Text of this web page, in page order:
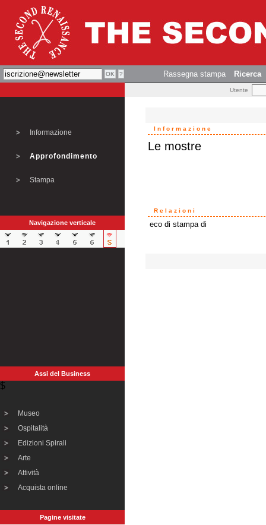
Rassegna stampa Ricerca
Utente
Informazione
Approfondimento
Stampa
Navigazione verticale
Assi del Business
$
Museo
Ospitalità
Edizioni Spirali
Arte
Attività
Acquista online
Pagine visitate
Informazione
Le mostre
Relazioni
eco di stampa di